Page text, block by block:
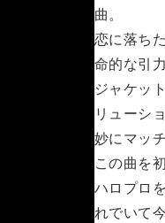
曲。
恋に落ち
命的な引
ジャケッ
リューシ
妙にマッ
この曲を
ハロプロ
れでいて